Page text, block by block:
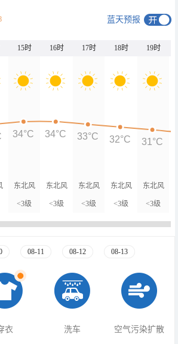
蓝天预报
15时 16时 17时 18时 19时
东北风
<3级
东北风
<3级
东北风
<3级
东北风
<3级
东北风
<3级
34°C 34°C 33°C 32°C 31°C
08-11 08-12 08-13
衣 洗车 空气污染扩散